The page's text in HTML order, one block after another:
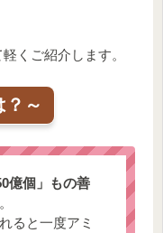
くご紹介します。
？～
億個」もの善
ると一度アミ